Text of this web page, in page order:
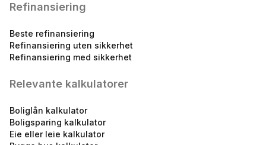
Refinansiering
Beste refinansiering
Refinansiering uten sikkerhet
Refinansiering med sikkerhet
Relevante kalkulatorer
Boliglån kalkulator
Boligsparing kalkulator
Eie eller leie kalkulator